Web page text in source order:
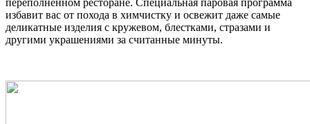
переполненном ресторане. Специальная паровая программа
избавит вас от похода в химчистку и освежит даже самые
деликатные изделия с кружевом, блестками, стразами и
другими украшениями за считанные минуты.